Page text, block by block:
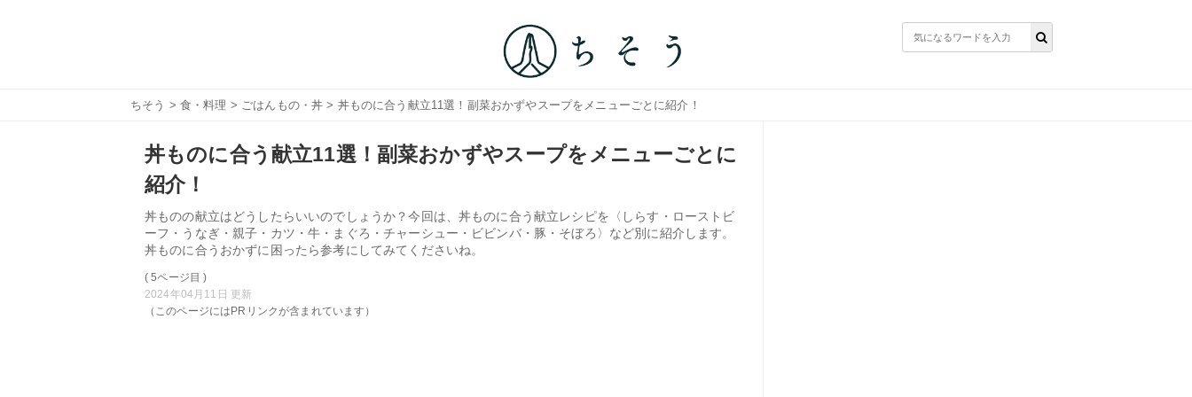
ちそう > 食・料理 > ごはんもの・丼 > 丼ものに合う献立11選！副菜おかずやスープをメニューごとに紹介！
丼ものに合う献立11選！副菜おかずやスープをメニューごとに
紹介！
丼ものの献立はどうしたらいいのでしょうか？今回は、丼ものに合う献立レシピを〈しらす・ローストビ
ーフ・うなぎ・親子・カツ・牛・まぐろ・チャーシュー・ビビンバ・豚・そぼろ〉など別に紹介します。
丼ものに合うおかずに困ったら参考にしてみてくださいね。
( 5ページ目 )
2024年04月11日 更新
（このページにはPRリンクが含まれています）